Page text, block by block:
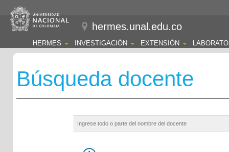
hermes.unal.edu.co
HERMES INVESTIGACIÓN EXTENSIÓN
Búsqueda docente